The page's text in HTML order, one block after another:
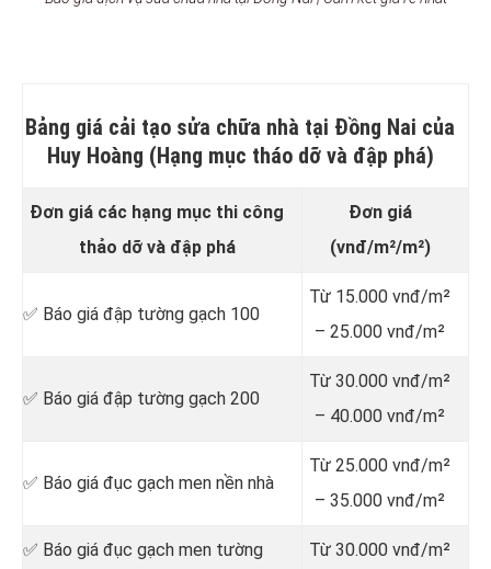
Bảng giá cải tạo sửa chữa nhà tại Đồng Nai của
Huy Hoàng (Hạng mục tháo dỡ và đập phá)
Đơn giá các hạng mục thi công
thảo dỡ và đập phá
Đơn giá
(vnđ/m²/m²)
✅ Báo giá đập tường gạch 100
Từ 15.000 vnđ/m²
– 25.000 vnđ/m²
✅ Báo giá đập tường gạch 200
Từ 30.000 vnđ/m²
– 40.000 vnđ/m²
✅ Báo giá đục gạch men nền nhà
Từ 25.000 vnđ/m²
– 35.000 vnđ/m²
✅ Báo giá đục gạch men tường
Từ 30.000 vnđ/m²